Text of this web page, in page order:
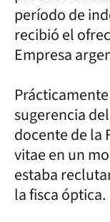
período de
recibió el
Empresa
sugerencia
docente de la
vitae en un
estaba
la fisca óptica.